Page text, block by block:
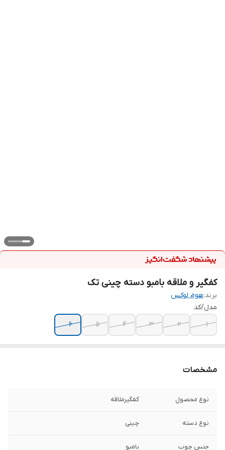
کفگیر و ملاقه بامبو دسته چینی تک
برند:هوم لوکس
مدل‌/‌کد
۱
۲ ۳ ۴ ۵ ۶
مشخصات
نوع محصول کفگیر‌ملاقه‌
نوع دسته چینی
جنس چوب بامبو